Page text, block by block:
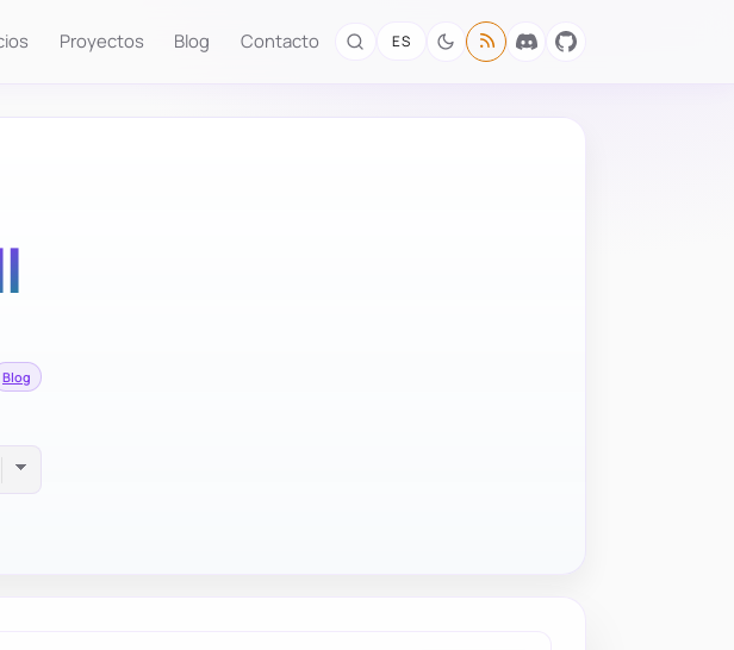
Proyectos Blog Contacto ES
Blog